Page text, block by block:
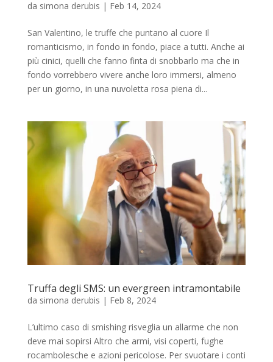
da simona derubis | Feb 14, 2024
San Valentino, le truffe che puntano al cuore Il
romanticismo, in fondo in fondo, piace a tutti. Anche ai
più cinici, quelli che fanno finta di snobbarlo ma che in
fondo vorrebbero vivere anche loro immersi, almeno
per un giorno, in una nuvoletta rosa piena di...
Truffa degli SMS: un evergreen intramontabile
da simona derubis | Feb 8, 2024
L’ultimo caso di smishing risveglia un allarme che non
deve mai sopirsi Altro che armi, visi coperti, fughe
rocambolesche e azioni pericolose. Per svuotare i conti